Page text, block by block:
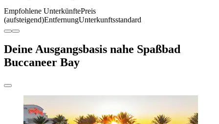
Empfohlene UnterkünftePreis
(aufsteigend)EntfernungUnterkunftsstandard
Deine Ausgangsbasis nahe Spaßbad
Buccaneer Bay